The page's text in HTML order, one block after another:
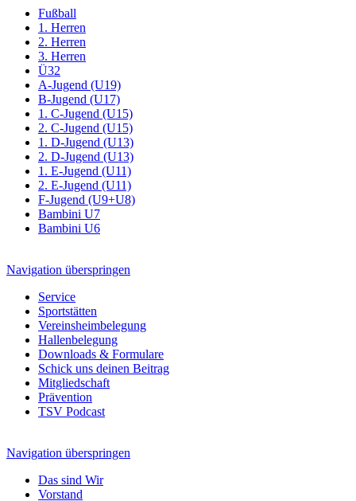
Fußball
1. Herren
2. Herren
3. Herren
Ü32
A-Jugend (U19)
B-Jugend (U17)
1. C-Jugend (U15)
2. C-Jugend (U15)
1. D-Jugend (U13)
2. D-Jugend (U13)
1. E-Jugend (U11)
2. E-Jugend (U11)
F-Jugend (U9+U8)
Bambini U7
Bambini U6
Navigation überspringen
Service
Sportstätten
Vereinsheimbelegung
Hallenbelegung
Downloads & Formulare
Schick uns deinen Beitrag
Mitgliedschaft
Prävention
TSV Podcast
Navigation überspringen
Das sind Wir
Vorstand